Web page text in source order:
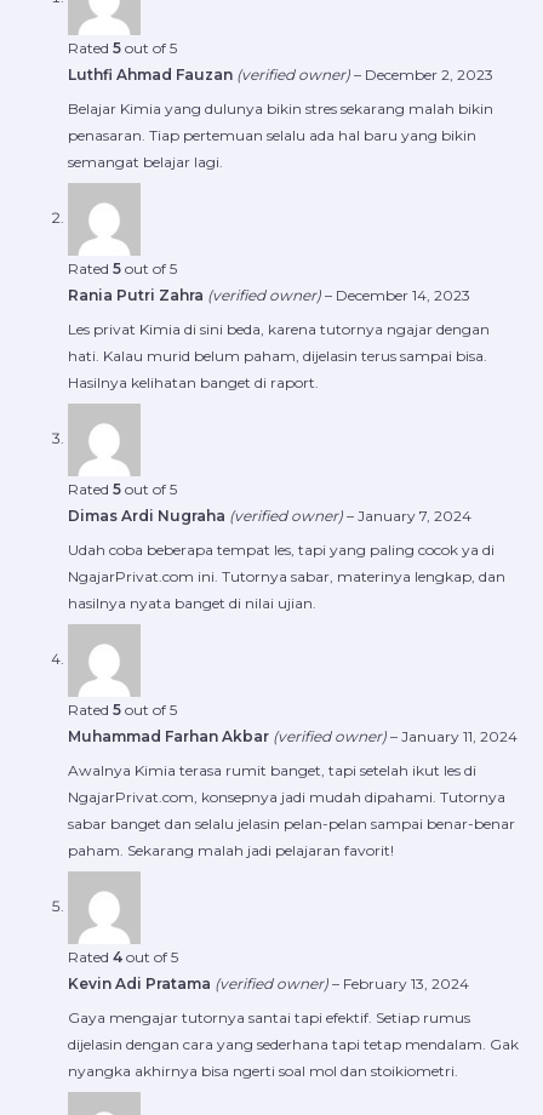
Rated 5 out of 5
Luthfi Ahmad Fauzan (verified owner) – December 2, 2023
Belajar Kimia yang dulunya bikin stres sekarang malah bikin
penasaran. Tiap pertemuan selalu ada hal baru yang bikin
semangat belajar lagi.
Rated 5 out of 5
Rania Putri Zahra (verified owner) – December 14, 2023
Les privat Kimia di sini beda, karena tutornya ngajar dengan
hati. Kalau murid belum paham, dijelasin terus sampai bisa.
Hasilnya kelihatan banget di raport.
Rated 5 out of 5
Dimas Ardi Nugraha (verified owner) – January 7, 2024
Udah coba beberapa tempat les, tapi yang paling cocok ya di
NgajarPrivat.com ini. Tutornya sabar, materinya lengkap, dan
hasilnya nyata banget di nilai ujian.
Rated 5 out of 5
Muhammad Farhan Akbar (verified owner) – January 11, 2024
Awalnya Kimia terasa rumit banget, tapi setelah ikut les di
NgajarPrivat.com, konsepnya jadi mudah dipahami. Tutornya
sabar banget dan selalu jelasin pelan-pelan sampai benar-benar
paham. Sekarang malah jadi pelajaran favorit!
Rated 4 out of 5
Kevin Adi Pratama (verified owner) – February 13, 2024
Gaya mengajar tutornya santai tapi efektif. Setiap rumus
dijelasin dengan cara yang sederhana tapi tetap mendalam. Gak
nyangka akhirnya bisa ngerti soal mol dan stoikiometri.